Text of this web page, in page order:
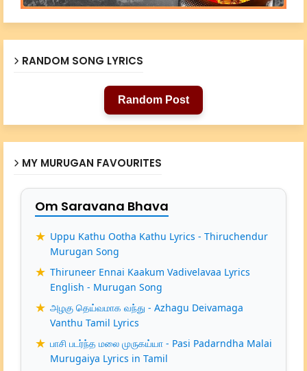
RANDOM SONG LYRICS
Random Post
MY MURUGAN FAVOURITES
Om Saravana Bhava
Uppu Kathu Ootha Kathu Lyrics - Thiruchendur
Murugan Song
Thiruneer Ennai Kaakum Vadivelavaa Lyrics
English - Murugan Song
அழகு தெய்வமாக வந்து - Azhagu Deivamaga
Vanthu Tamil Lyrics
பாசி படர்ந்த மலை முருகய்யா - Pasi Padarndha Malai
Murugaiya Lyrics in Tamil